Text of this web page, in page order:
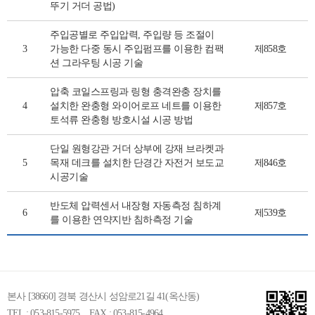
뚜기 거더 공법)
3
주입공별로 주입압력, 주입량 등 조절이
가능한 다중 동시 주입펌프를 이용한 컴팩
션 그라우팅 시공 기술
제858호
4
압축 코일스프링과 링형 충격완충 장치를
설치한 완충형 와이어로프 네트를 이용한
토석류 완충형 방호시설 시공 방법
제857호
5
단일 원형강관 거더 상부에 강재 브라켓과
목재 데크를 설치한 단경간 자전거 보도교
시공기술
제846호
6
반도체 압력센서 내장형 자동측정 침하계
를 이용한 연약지반 침하측정 기술
제539호
본사 [38660] 경북 경산시 성암로21길 41(옥산동)